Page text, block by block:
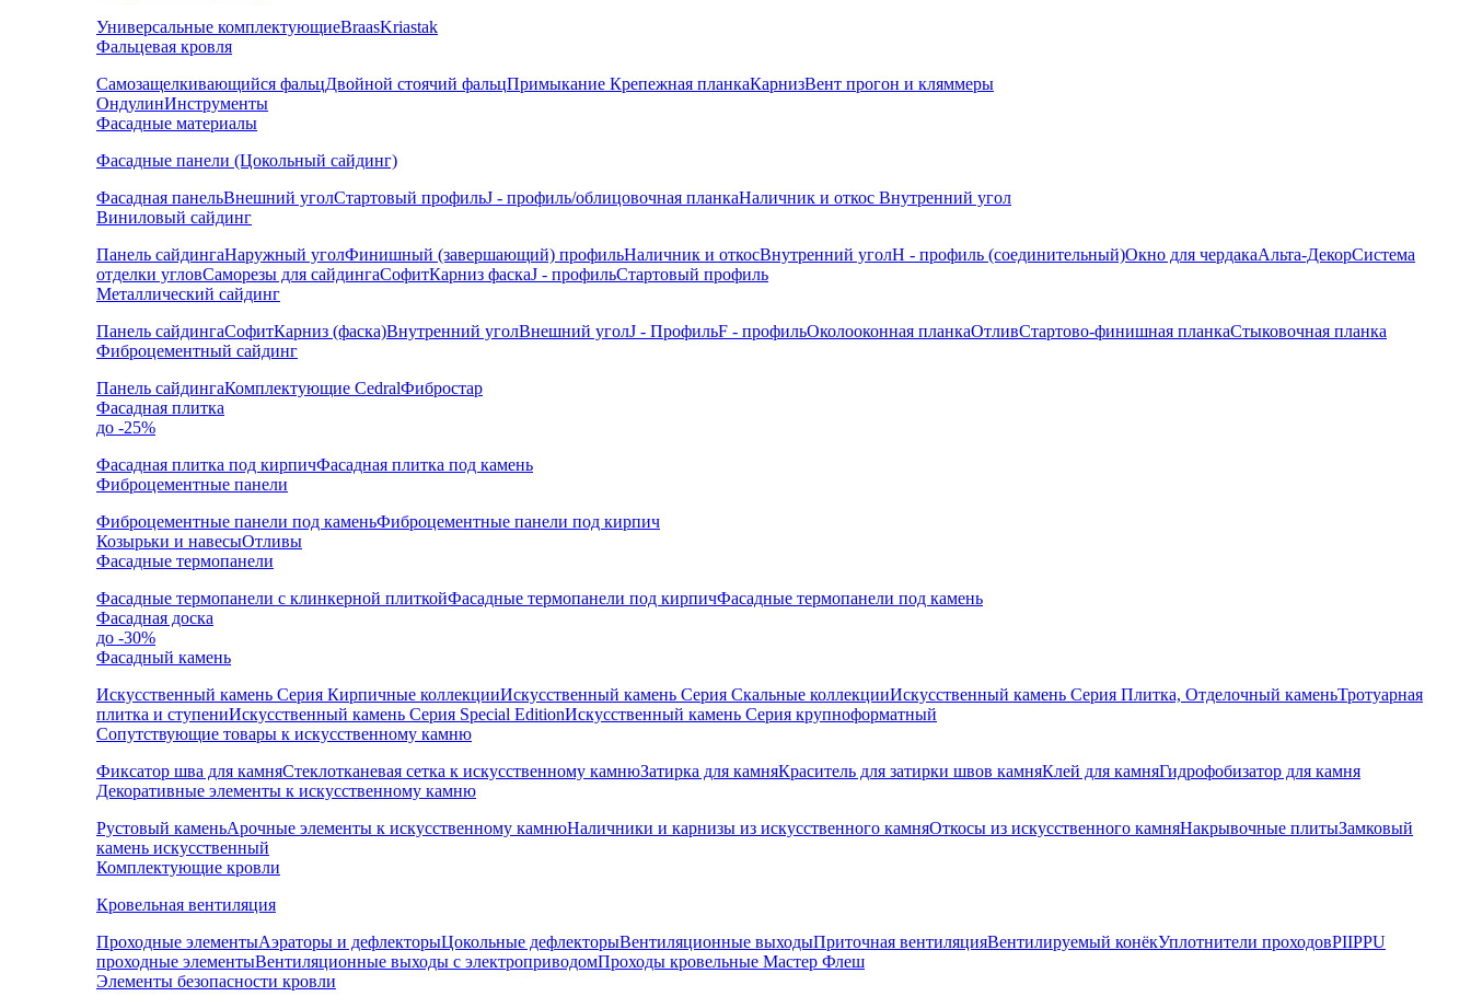
Универсальные комплектующиеBraasKriastak
Фальцевая кровля
Самозащелкивающийся фальцДвойной стоячий фальцПримыкание Крепежная планкаКарнизВент прогон и кляммеры
ОндулинИнструменты
Фасадные материалы
Фасадные панели (Цокольный сайдинг)
Фасадная панельВнешний уголСтартовый профильJ - профиль/облицовочная планкаНаличник и откос Внутренний угол
Виниловый сайдинг
Панель сайдингаНаружный уголФинишный (завершающий) профильНаличник и откосВнутренний уголH - профиль (соединительный)Окно для чердакаАльта-ДекорСистема
отделки угловСаморезы для сайдингаСофитКарниз фаскаJ - профильСтартовый профиль
Металлический сайдинг
Панель сайдингаСофитКарниз (фаска)Внутренний уголВнешний уголJ - ПрофильF - профильОколооконная планкаОтливСтартово-финишная планкаСтыковочная планка
Фиброцементный сайдинг
Панель сайдингаКомплектующие CedralФибростар
Фасадная плитка
до -25%
Фасадная плитка под кирпичФасадная плитка под камень
Фиброцементные панели
Фиброцементные панели под каменьФиброцементные панели под кирпич
Козырьки и навесыОтливы
Фасадные термопанели
Фасадные термопанели с клинкерной плиткойФасадные термопанели под кирпичФасадные термопанели под камень
Фасадная доска
до -30%
Фасадный камень
Искусственный камень Серия Кирпичные коллекцииИскусственный камень Серия Скальные коллекцииИскусственный камень Серия Плитка, Отделочный каменьТротуарная
плитка и ступениИскусственный камень Серия Special EditionИскусственный камень Серия крупноформатный
Сопутствующие товары к искусственному камню
Фиксатор шва для камняСтеклотканевая сетка к искусственному камнюЗатирка для камняКраситель для затирки швов камняКлей для камняГидрофобизатор для камня
Декоративные элементы к искусственному камню
Рустовый каменьАрочные элементы к искусственному камнюНаличники и карнизы из искусственного камняОткосы из искусственного камняНакрывочные плитыЗамковый
камень искусственный
Комплектующие кровли
Кровельная вентиляция
Проходные элементыАэраторы и дефлекторыЦокольные дефлекторыВентиляционные выходыПриточная вентиляцияВентилируемый конёкУплотнители проходовPIIPPU
проходные элементыВентиляционные выходы с электроприводомПроходы кровельные Мастер Флеш
Элементы безопасности кровли